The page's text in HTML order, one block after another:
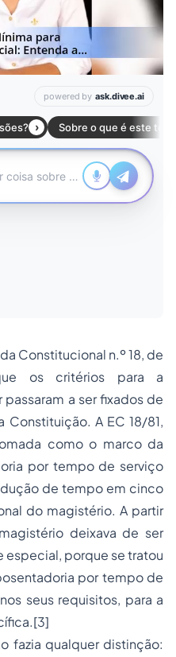
Constitucional n.º 18, de
os critérios para a
a ser fixados de
A EC 18/81,
como o marco da
por tempo de serviço
de tempo em cinco
do magistério. A partir
deixava de ser
porque se tratou
por tempo de
seus requisitos, para a
[3]
fazia qualquer distinção: